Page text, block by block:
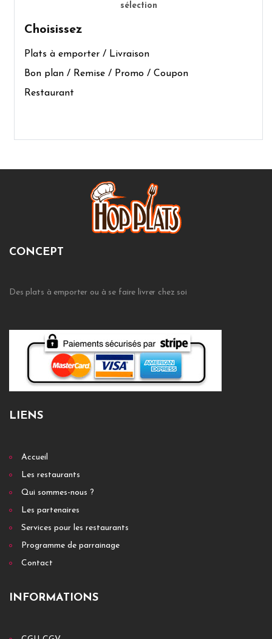
sélection
Choisissez
Plats à emporter / Livraison
Bon plan / Remise / Promo / Coupon
Restaurant
CONCEPT
Des plats à emporter ou à se faire livrer chez soi
LIENS
Accueil
Les restaurants
Qui sommes-nous ?
Les partenaires
Services pour les restaurants
Programme de parrainage
Contact
INFORMATIONS